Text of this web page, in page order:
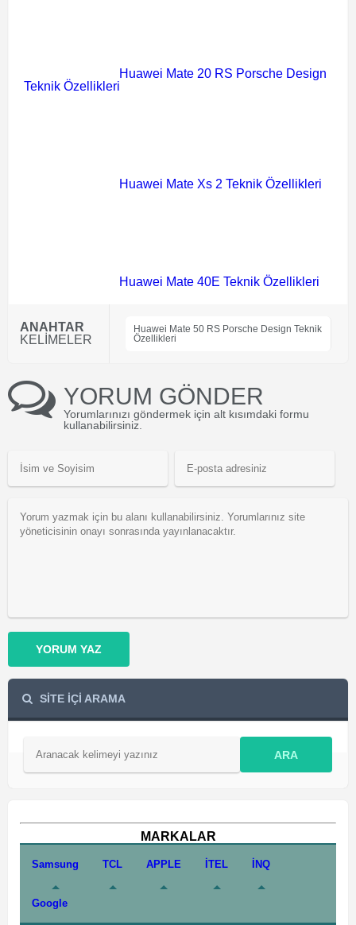
Huawei Mate 20 RS Porsche Design
Teknik Özellikleri
Huawei Mate Xs 2 Teknik Özellikleri
Huawei Mate 40E Teknik Özellikleri
ANAHTAR
KELİMELER
Huawei Mate 50 RS Porsche Design Teknik
Özellikleri
YORUM GÖNDER
Yorumlarınızı göndermek için alt kısımdaki formu
kullanabilirsiniz.
YORUM YAZ
SİTE İÇİ ARAMA
ARA
MARKALAR
Samsung TCL APPLE İTEL İNQ
Google